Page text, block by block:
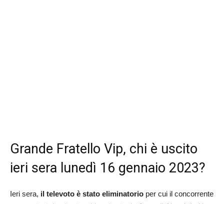
Grande Fratello Vip, chi è uscito
ieri sera lunedì 16 gennaio 2023?
Ieri sera, il televoto è stato eliminatorio per cui il concorrente